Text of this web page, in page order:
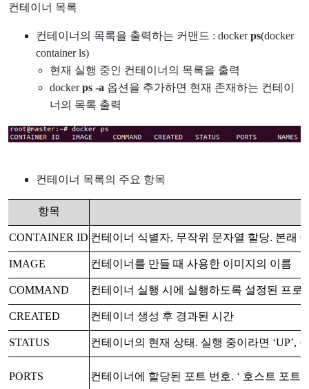
컨테이너 목록
컨테이너의 목록을 출력하는 커맨드 : dockerps(docker
container ls)
현재 실행 중인 컨테이너의 목록을 출력
dockerps -a 옵션을 추가하면 현재 존재하는 컨테이
너의 목록 출력
컨테이너 목록의 주요 항목
항목
CONTAINER ID 컨테이너 식별자, 무작위 문자열 할당. 본래
IMAGE 컨테이너를 만들 때 사용한 이미지의 이름
COMMAND 컨테이너 실행 시에 실행하도록 설정된 프로
CREATED 컨테이너 생성 후 경과된 시간
STATUS 컨테이너의 현재 상태. 실행 중이라면 ‘UP’,
PORTS 컨테이너에 할당된 포트 번호. ‘ 호스트 포트